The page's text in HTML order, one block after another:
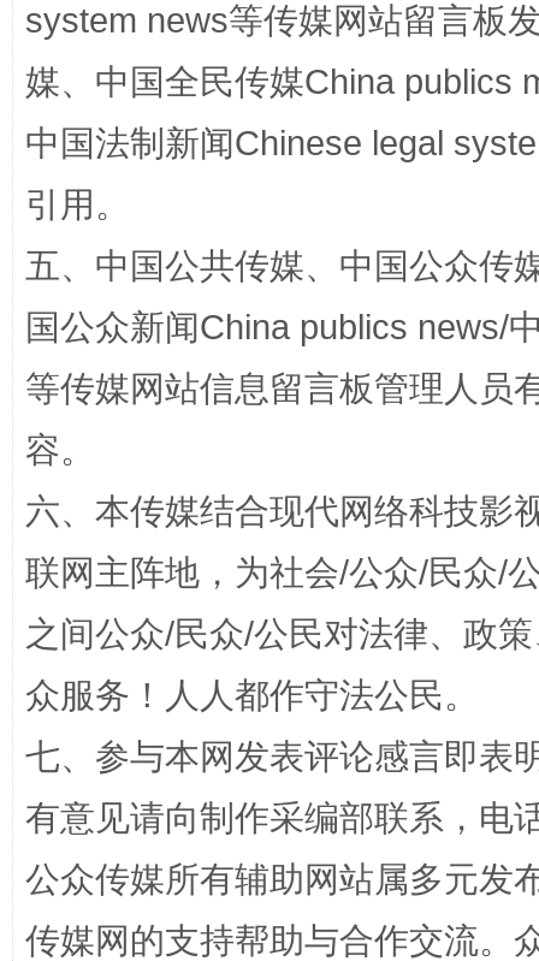
国家大学科技园优化重塑工作
扯下公款旅游的“隐身衣” 如何以
“蜀中异人”王建安的艺术幻境
system news等传媒网站留言板
媒、中国全民传媒China publics
中国法制新闻Chinese legal
引用。
五、中国公共传媒、中国公众传
国公众新闻China publics news/
等传媒网站信息留言板管理人员
容。
六、本传媒结合现代网络科技影
联网主阵地，为社会/公众/民众/
之间公众/民众/公民对法律、政
众服务！人人都作守法公民。
七、参与本网发表评论感言即表
有意见请向制作采编部联系，电
公众传媒所有辅助网站属多元发
传媒网的支持帮助与合作交流。